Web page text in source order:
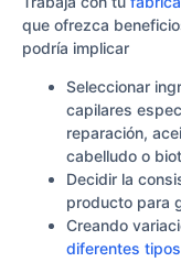
que ofrezca
podría implicar
Seleccionar
capilares
reparación,
cabelludo o
Decidir la
producto para
Creando
diferentes